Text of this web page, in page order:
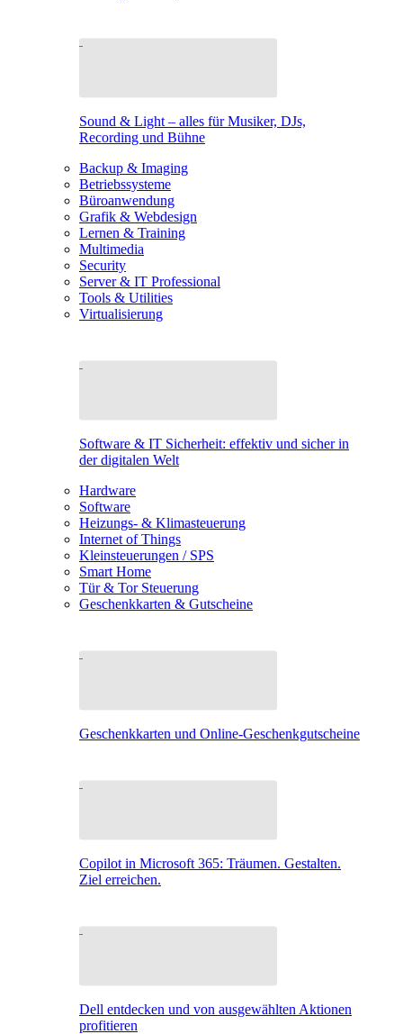
Sound & Light – alles für Musiker, DJs,
Recording und Bühne
Backup & Imaging
Betriebssysteme
Büroanwendung
Grafik & Webdesign
Lernen & Training
Multimedia
Security
Server & IT Professional
Tools & Utilities
Virtualisierung
Software & IT Sicherheit: effektiv und sicher in
der digitalen Welt
Hardware
Software
Heizungs- & Klimasteuerung
Internet of Things
Kleinsteuerungen / SPS
Smart Home
Tür & Tor Steuerung
Geschenkkarten & Gutscheine
Geschenkkarten und Online-Geschenkgutscheine
Copilot in Microsoft 365: Träumen. Gestalten.
Ziel erreichen.
Dell entdecken und von ausgewählten Aktionen
profitieren